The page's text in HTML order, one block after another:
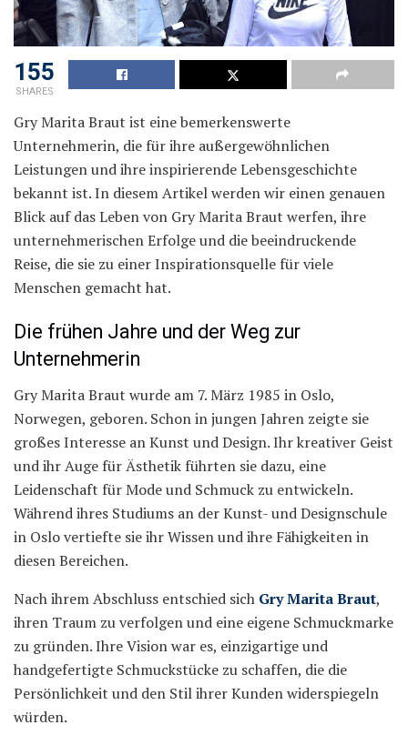
155
SHARES
Gry Marita Braut ist eine bemerkenswerte
Unternehmerin, die für ihre außergewöhnlichen
Leistungen und ihre inspirierende Lebensgeschichte
bekannt ist. In diesem Artikel werden wir einen genauen
Blick auf das Leben von Gry Marita Braut werfen, ihre
unternehmerischen Erfolge und die beeindruckende
Reise, die sie zu einer Inspirationsquelle für viele
Menschen gemacht hat.
Die frühen Jahre und der Weg zur
Unternehmerin
Gry Marita Braut wurde am 7. März 1985 in Oslo,
Norwegen, geboren. Schon in jungen Jahren zeigte sie
großes Interesse an Kunst und Design. Ihr kreativer Geist
und ihr Auge für Ästhetik führten sie dazu, eine
Leidenschaft für Mode und Schmuck zu entwickeln.
Während ihres Studiums an der Kunst- und Designschule
in Oslo vertiefte sie ihr Wissen und ihre Fähigkeiten in
diesen Bereichen.
Nach ihrem Abschluss entschied sich Gry Marita Braut,
ihren Traum zu verfolgen und eine eigene Schmuckmarke
zu gründen. Ihre Vision war es, einzigartige und
handgefertigte Schmuckstücke zu schaffen, die die
Persönlichkeit und den Stil ihrer Kunden widerspiegeln
würden.